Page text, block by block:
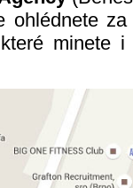
ohlédnete
minete i